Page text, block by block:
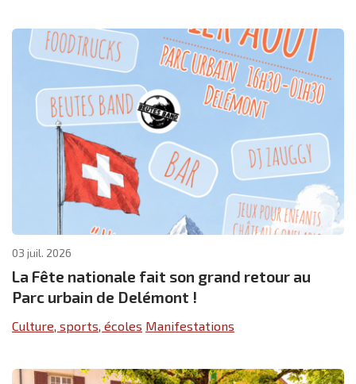
03 juil. 2026
La Fête nationale fait son grand retour au
Parc urbain de Delémont !
Culture, sports, écoles Manifestations